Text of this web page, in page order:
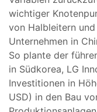
wichtiger
von Halbleitern
Unternehmen in
So plante der
in Südkorea, LG
Investitionen in
USD) in den Bau